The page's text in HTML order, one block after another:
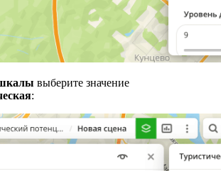
выберите значение
: